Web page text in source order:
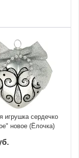
игрушка сердечко
новое (Ёлочка)